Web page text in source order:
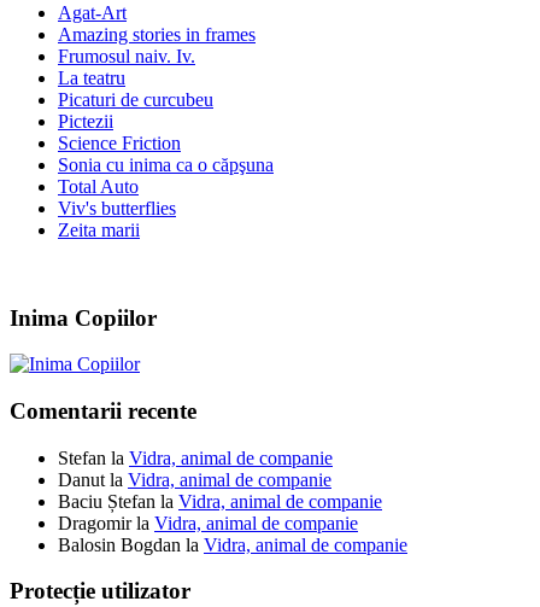
Agat-Art
Amazing stories in frames
Frumosul naiv. Iv.
La teatru
Picaturi de curcubeu
Pictezii
Science Friction
Sonia cu inima ca o căpşuna
Total Auto
Viv's butterflies
Zeita marii
Inima Copiilor
Comentarii recente
Stefan la Vidra, animal de companie
Danut la Vidra, animal de companie
Baciu Ștefan la Vidra, animal de companie
Dragomirla Vidra, animal de companie
Balosin Bogdan la Vidra, animal de companie
Protecție utilizator